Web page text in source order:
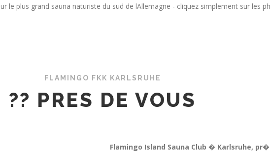
le plus grand sauna naturiste du sud de lAllemagne - cliquez simplement sur les
FLAMINGO FKK KARLSRUHE
?? PRES DE VOUS
Flamingo Island Sauna Club � Karlsruhe,